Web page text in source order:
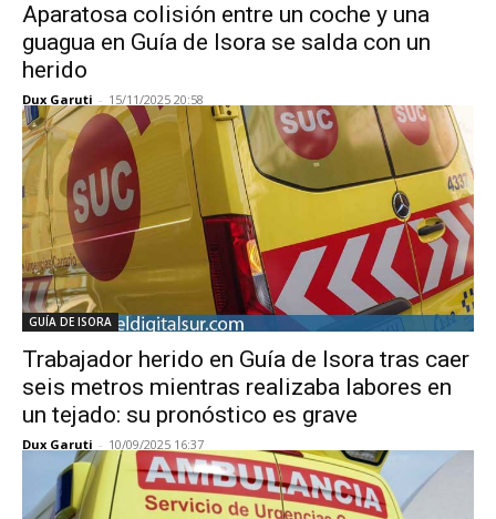
Aparatosa colisión entre un coche y una
guagua en Guía de Isora se salda con un
herido
Dux Garuti - 15/11/2025 20:58
GUÍA DE ISORA
Trabajador herido en Guía de Isora tras caer
seis metros mientras realizaba labores en
un tejado: su pronóstico es grave
Dux Garuti - 10/09/2025 16:37